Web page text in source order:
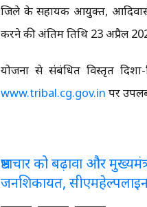
जिले के सहायक आयुक्त, आदिवासी
करने की अंतिम तिथि 23 अप्रैल
योजना से संबंधित विस्तृत
www.tribal.cg.gov.in पर
भ्रष्टाचार को बढ़ावा और
जनशिकायत,